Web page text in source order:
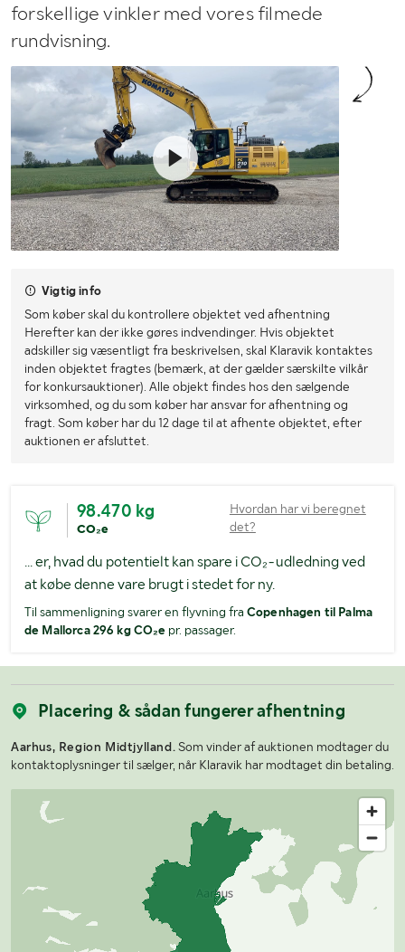
forskellige vinkler med vores filmede
rundvisning.
Vigtig info
Som køber skal du kontrollere objektet ved afhentning
Herefter kan der ikke gøres indvendinger. Hvis objektet
adskiller sig væsentligt fra beskrivelsen, skal Klaravik kontaktes
inden objektet fragtes (bemærk, at der gælder særskilte vilkår
for konkursauktioner). Alle objekt findes hos den sælgende
virksomhed, og du som køber har ansvar for afhentning og
fragt. Som køber har du 12 dage til at afhente objektet, efter
auktionen er afsluttet.
98.470 kg
CO₂e
Hvordan har vi beregnet
det?
... er, hvad du potentielt kan spare i CO₂-udledning ved
at købe denne vare brugt i stedet for ny.
Til sammenligning svarer en flyvning fra Copenhagen til Palma
de Mallorca 296 kg CO₂e pr. passager.
Placering & sådan fungerer afhentning
Aarhus, Region Midtjylland. Som vinder af auktionen modtager du
kontaktoplysninger til sælger, når Klaravik har modtaget din betaling.